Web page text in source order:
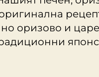
SNUX
оризово и